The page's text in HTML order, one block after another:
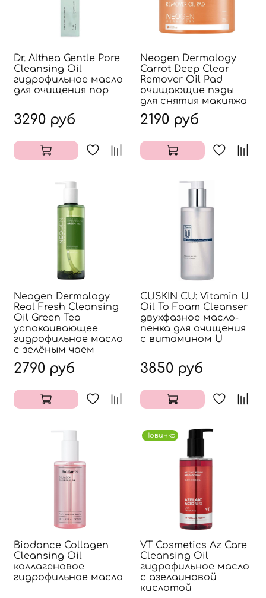
Dr. Althea Gentle Pore
Cleansing Oil
гидрофильное масло
для очищения пор
3290 руб
Neogen Dermalogy
Carrot Deep Clear
Remover Oil Pad
очищающие пэды
для снятия макияжа
2190 руб
Neogen Dermalogy
Real Fresh Cleansing
Oil Green Tea
успокаивающее
гидрофильное масло
с зелёным чаем
2790 руб
CUSKIN CU: Vitamin U
Oil To Foam Cleanser
двухфазное масло-
пенка для очищения
с витамином U
3850 руб
Biodance Collagen
Cleansing Oil
коллагеновое
гидрофильное масло
Новинка
VT Cosmetics Az Care
Cleansing Oil
гидрофильное масло
с азелаиновой
кислотой